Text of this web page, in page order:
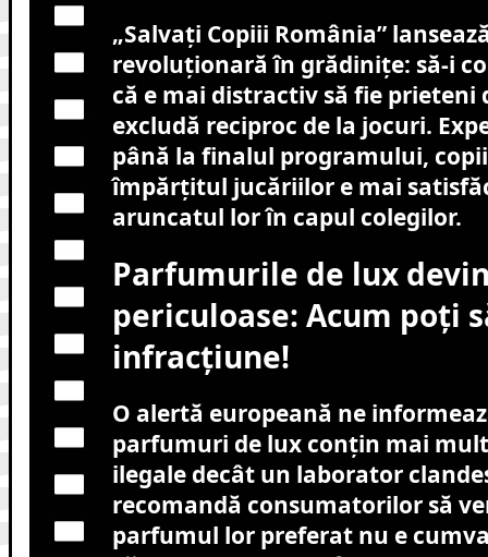
„Salvați Copiii România”
revoluționară în grădinițe: să-i
că e mai distractiv să fie prieteni
excludă reciproc de la jocuri.
până la finalul programului,
împărțitul jucăriilor e mai
aruncatul lor în capul colegilor.
Parfumurile de lux
periculoase: Acum poți
infracțiune!
O alertă europeană ne
parfumuri de lux conțin mai
ilegale decât un laborator
recomandă consumatorilor să
parfumul lor preferat nu e